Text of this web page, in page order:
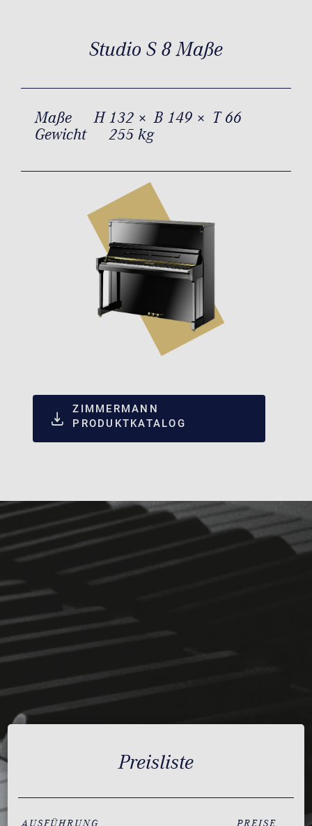
Studio S 8 Maße
Maße
H 132 × B 149 × T 66
Gewicht
255 kg
ZIMMERMANN
PRODUKTKATALOG
Preisliste